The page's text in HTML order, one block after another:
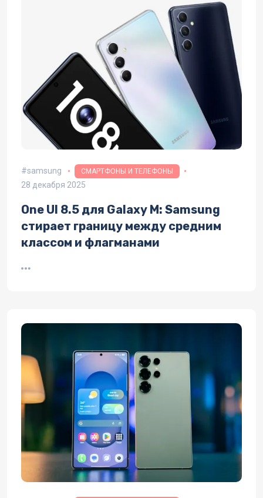
samsung СМАРТФОНЫ И ТЕЛЕФОНЫ
28 декабря 2025
One UI 8.5 для Galaxy M: Samsung
стирает границу между средним
классом и флагманами